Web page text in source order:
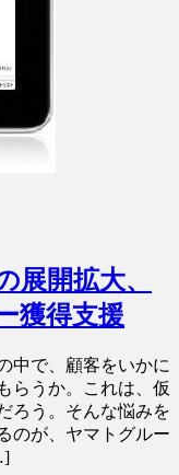
展開拡大、
獲得支援
中で、顧客をいかに
らうか。これは、仮
ろう。そんな悩みを
のが、ヤマトグルー